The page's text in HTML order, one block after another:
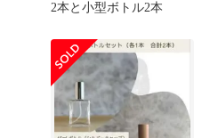
2本と小型ボトル2本